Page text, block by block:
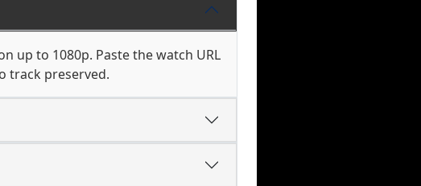
up to 1080p. Paste the watch URL
track preserved.